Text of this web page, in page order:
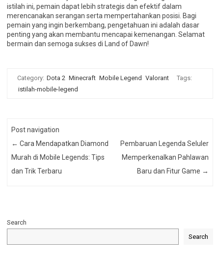
istilah ini, pemain dapat lebih strategis dan efektif dalam
merencanakan serangan serta mempertahankan posisi. Bagi
pemain yang ingin berkembang, pengetahuan ini adalah dasar
penting yang akan membantu mencapai kemenangan. Selamat
bermain dan semoga sukses di Land of Dawn!
Category: Dota 2 Minecraft Mobile Legend Valorant
Tags:
istilah-mobile-legend
Post navigation
← Cara Mendapatkan Diamond
Murah di Mobile Legends: Tips
dan Trik Terbaru
Pembaruan Legenda Seluler
Memperkenalkan Pahlawan
Baru dan Fitur Game →
Search
Search